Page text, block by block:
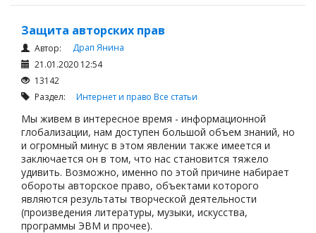
Защита авторских прав
Автор:
Драп Янина
21.01.2020 12:54
13142
Раздел: Интернет и право Все статьи
Мы живем в интересное время - информационной
глобализации, нам доступен большой объем знаний, но
и огромный минус в этом явлении также имеется и
заключается он в том, что нас становится тяжело
удивить. Возможно, именно по этой причине набирает
обороты авторское право, объектами которого
являются результаты творческой деятельности
(произведения литературы, музыки, искусства,
программы ЭВМ и прочее).